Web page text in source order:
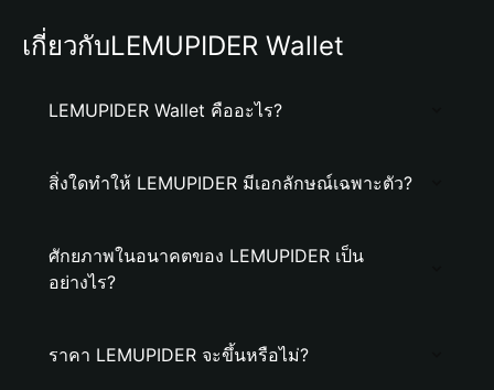
เกี่ยวกับLEMUPIDER Wallet
LEMUPIDER Wallet คืออะไร?
สิ่งใดทำให้ LEMUPIDER มีเอกลักษณ์เฉพาะตัว?
ศักยภาพในอนาคตของ LEMUPIDER เป็น
อย่างไร?
ราคา LEMUPIDER จะขึ้นหรือไม่?